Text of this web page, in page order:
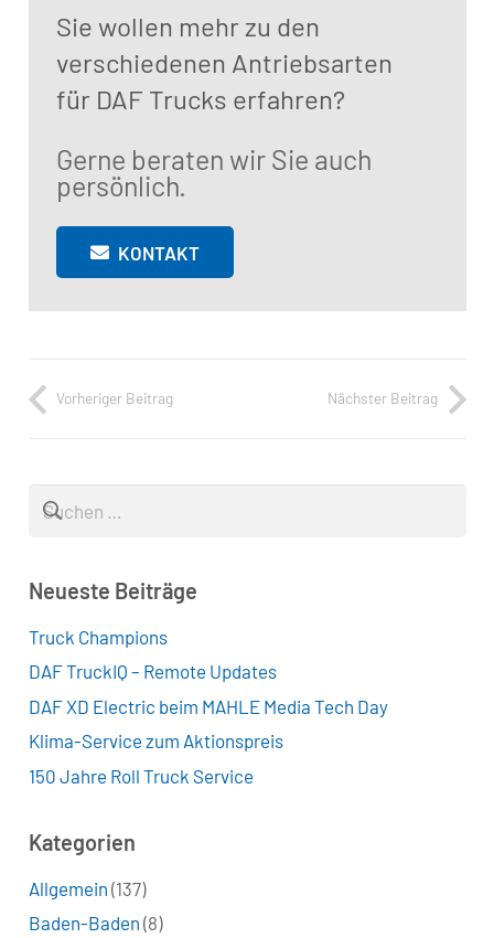
Sie wollen mehr zu den
verschiedenen Antriebsarten
für DAF Trucks erfahren?
Gerne beraten wir Sie auch
persönlich.
KONTAKT
Vorheriger Beitrag Nächster Beitrag
Suchen
nach:
Neueste Beiträge
Truck Champions
DAF TruckIQ – Remote Updates
DAF XD Electric beim MAHLE Media Tech Day
Klima-Service zum Aktionspreis
150 Jahre Roll Truck Service
Kategorien
Allgemein (137)
Baden-Baden (8)